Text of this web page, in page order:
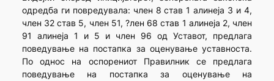
одредба ги повредувала: член 8 став 1 алинеја 3 и 4,
член 32 став 5, член 51, ?лен 68 став 1 алинеја 2, член
91 алинеја 1 и 5 и член 96 од Уставот, предлага
поведување на постапка за оценување уставноста.
По однос на оспорениот Правилник се предлага
поведување на постапка за оценување на